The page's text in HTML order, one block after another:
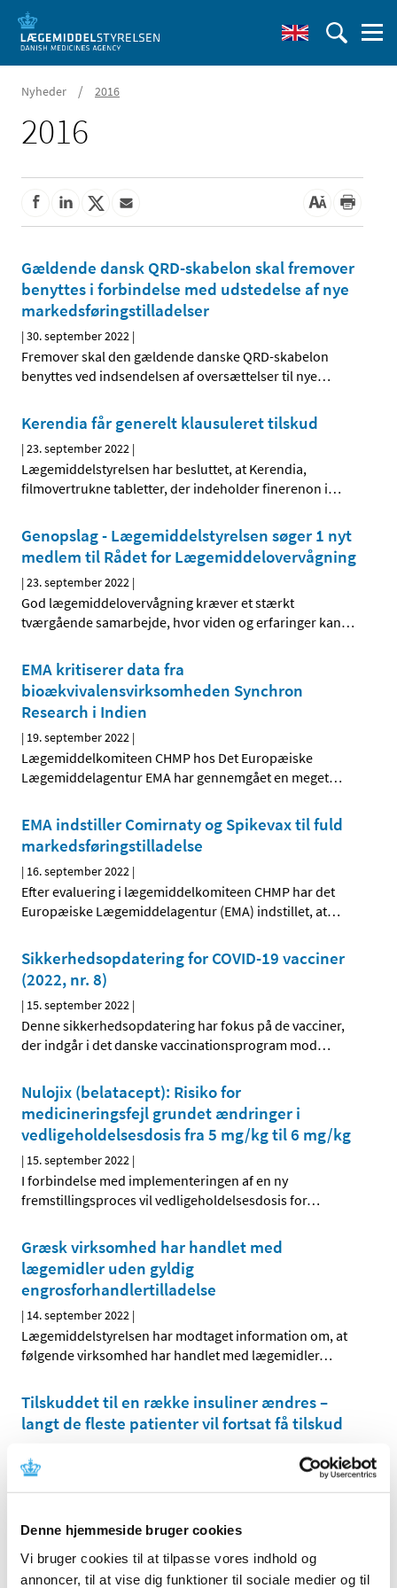
Denne hjemmeside bruger cookies
Vi bruger cookies til at tilpasse vores indhold og
annoncer, til at vise dig funktioner til sociale medier og til
Nyheder / 2016
2016
Gældende dansk QRD-skabelon skal fremover
benyttes i forbindelse med udstedelse af nye
markedsføringstilladelser
|30. september 2022 |
Fremover skal den gældende danske QRD-skabelon
benyttes ved indsendelsen af oversættelser til nye…
Kerendia får generelt klausuleret tilskud
|23. september 2022 |
Lægemiddelstyrelsen har besluttet, at Kerendia,
filmovertrukne tabletter, der indeholder finerenon i…
Genopslag - Lægemiddelstyrelsen søger 1 nyt
medlem til Rådet for Lægemiddelovervågning
|23. september 2022 |
God lægemiddelovervågning kræver et stærkt
tværgående samarbejde, hvor viden og erfaringer kan…
EMA kritiserer data fra
bioækvivalensvirksomheden Synchron
Research i Indien
| 19. september 2022 |
Lægemiddelkomiteen CHMP hos Det Europæiske
Lægemiddelagentur EMA har gennemgået en meget…
EMA indstiller Comirnaty og Spikevax til fuld
markedsføringstilladelse
| 16. september 2022 |
Efter evaluering i lægemiddelkomiteen CHMP har det
Europæiske Lægemiddelagentur (EMA) indstillet, at…
Sikkerhedsopdatering for COVID-19 vacciner
(2022, nr. 8)
| 15. september 2022 |
Denne sikkerhedsopdatering har fokus på de vacciner,
der indgår i det danske vaccinationsprogram mod…
Nulojix (belatacept): Risiko for
medicineringsfejl grundet ændringer i
vedligeholdelsesdosis fra 5 mg/kg til 6 mg/kg
| 15. september 2022 |
I forbindelse med implementeringen af en ny
fremstillingsproces vil vedligeholdelsesdosis for…
Græsk virksomhed har handlet med
lægemidler uden gyldig
engrosforhandlertilladelse
| 14. september 2022 |
Lægemiddelstyrelsen har modtaget information om, at
følgende virksomhed har handlet med lægemidler…
Tilskuddet til en række insuliner ændres –
langt de fleste patienter vil fortsat få tilskud
Fra og med den 19. september 2022 ændres tilskuddet til
en række insuliner. Mange patienter vil ikke blive…
Videreudvikling af variantopdateret covid-19-
vaccine på vej til EU-godkendelse
|12. september 2022|